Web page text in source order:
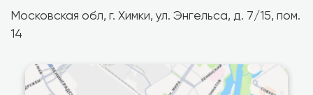
Московская обл, г. Химки, ул. Энгельса, д. 7/15, пом.
14